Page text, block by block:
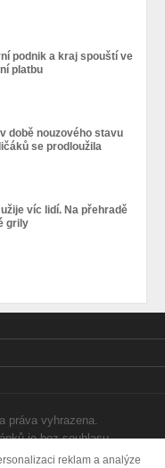
podnik a kraj spouští ve
platbu
době nouzového stavu
se prodloužila
víc lidí. Na přehradě
grily
práva vyhrazena.
je bez souhlasu
reklam a analýze